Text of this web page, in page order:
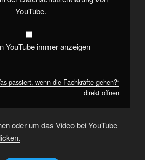
YouTube.
YouTube immer anzeigen
passiert, wenn die Fachkräfte gehen?“
direkt öffnen
oder um das Video bei YouTube